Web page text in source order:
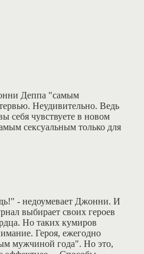
Деппа "самым
Неудивительно. Ведь
себя чувствуете в новом
сексуальным только для
- недоумевает Джонни. И
выбирает своих героев
Но таких кумиров
Героя, ежегодно
мужчиной года". Но это,